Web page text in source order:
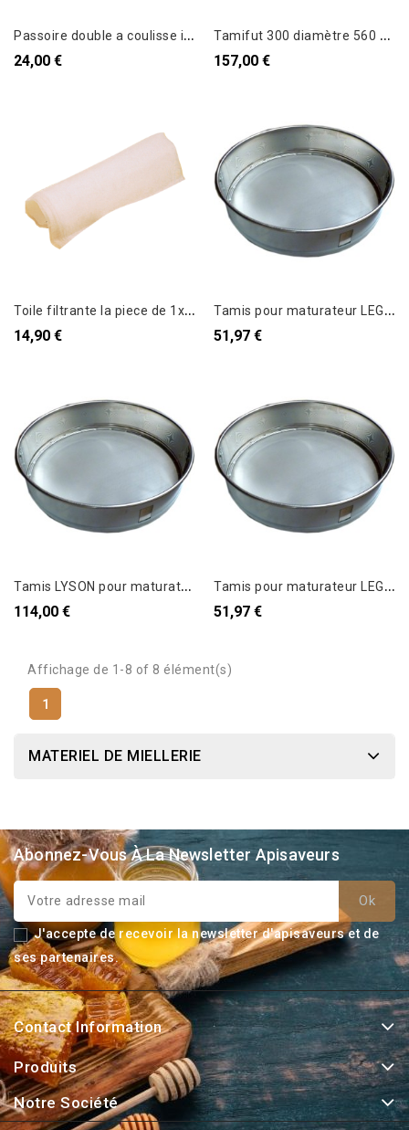
P
assoire double a coulisse inox
24,00 €
T
amifut 300 diamètre 560 mm
157,00 €
T
oile filtrante la piece de 1x1.65 m 600 micron
14,90 €
T
amis pour maturateur LEGA 100 kg Fd incliné
51,97 €
T
amis LYSON pour maturateur Lyson 200 kg
114,00 €
T
amis pour maturateur LEGA 50 kg Fd incliné
51,97 €
Affichage de 1-8 of 8 élément(s)
1
MATERIEL DE MIELLERIE
Abonnez-Vous À La Newsletter Apisaveurs
J'accepte de recevoir la newsletter d'apisaveurs et de
ses partenaires.
Contact Information
Produits
Notre Société